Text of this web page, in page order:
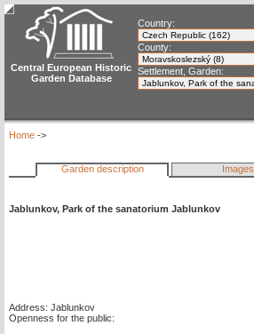
Central European Historic
Garden Database
Country:
County:
Settlement, Garden:
Home ->
Garden description Images
Jablunkov, Park of the sanatorium Jablunkov
Address: Jablunkov
Openness for the public: